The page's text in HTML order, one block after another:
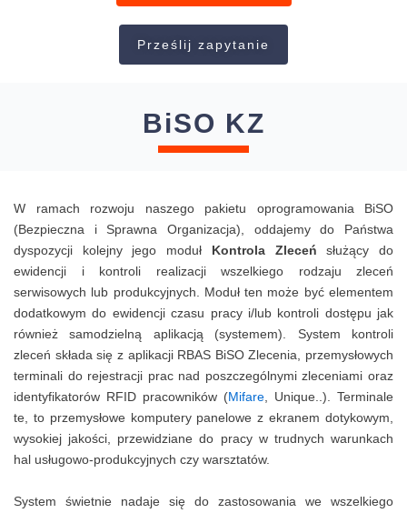
Prześlij zapytanie
BiSO KZ
W ramach rozwoju naszego pakietu oprogramowania BiSO
(Bezpieczna i Sprawna Organizacja), oddajemy do Państwa
dyspozycji kolejny jego moduł Kontrola Zleceń służący do
ewidencji i kontroli realizacji wszelkiego rodzaju zleceń
serwisowych lub produkcyjnych. Moduł ten może być elementem
dodatkowym do ewidencji czasu pracy i/lub kontroli dostępu jak
również samodzielną aplikacją (systemem). System kontroli
zleceń składa się z aplikacji RBAS BiSO Zlecenia, przemysłowych
terminali do rejestracji prac nad poszczególnymi zleceniami oraz
identyfikatorów RFID pracowników (Mifare, Unique..). Terminale
te, to przemysłowe komputery panelowe z ekranem dotykowym,
wysokiej jakości, przewidziane do pracy w trudnych warunkach
hal usługowo-produkcyjnych czy warsztatów.
System świetnie nadaje się do zastosowania we wszelkiego